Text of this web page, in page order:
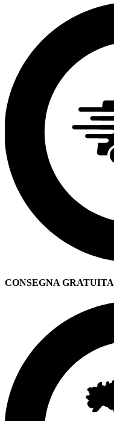
CONSEGNA GRATUITA